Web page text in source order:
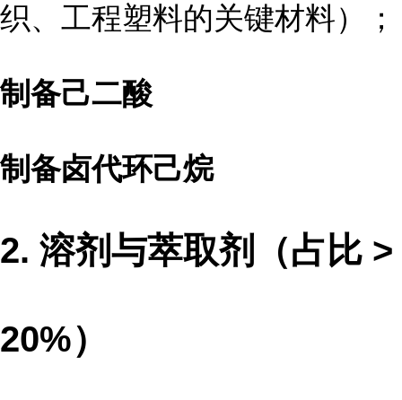
织、工程塑料的关键材料）；
制备己二酸
制备卤代环己烷
2. 溶剂与萃取剂（占比 >
20%）